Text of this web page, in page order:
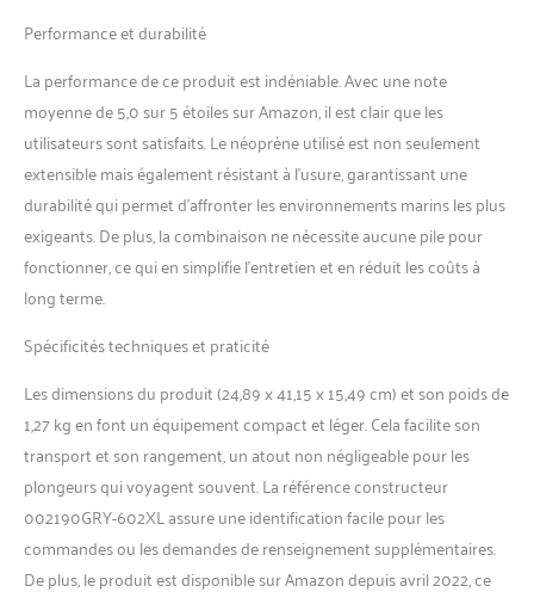
Performance et durabilité
La performance de ce produit est indéniable. Avec une note
moyenne de 5,0 sur 5 étoiles sur Amazon, il est clair que les
utilisateurs sont satisfaits. Le néoprène utilisé est non seulement
extensible mais également résistant à l’usure, garantissant une
durabilité qui permet d’affronter les environnements marins les plus
exigeants. De plus, la combinaison ne nécessite aucune pile pour
fonctionner, ce qui en simplifie l’entretien et en réduit les coûts à
long terme.
Spécificités techniques et praticité
Les dimensions du produit (24,89 x 41,15 x 15,49 cm) et son poids de
1,27 kg en font un équipement compact et léger. Cela facilite son
transport et son rangement, un atout non négligeable pour les
plongeurs qui voyagent souvent. La référence constructeur
002190GRY-602XL assure une identification facile pour les
commandes ou les demandes de renseignement supplémentaires.
De plus, le produit est disponible sur Amazon depuis avril 2022, ce